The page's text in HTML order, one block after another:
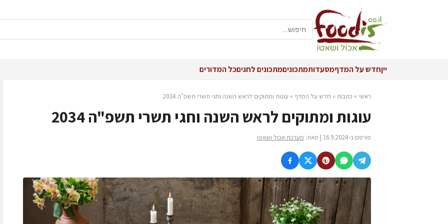
ייןחדש על המדףמסעדותמתכוניםמתכונים לחגיםכל המדורים
ראשי » כתבות » חדש על המדף » עוגות ומתוקים לראש השנה וחגי תשרי תשפ"ה 2034
עוגות ומתוקים לראש השנה וחגי תשרי תשפ"ה 2034
פורסם ב-16.9.2024 | מאת: מערכת אכול ושאטו